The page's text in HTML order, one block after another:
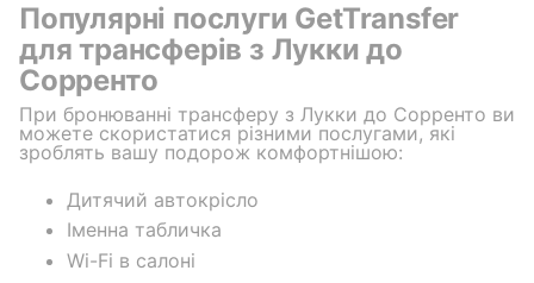
Популярні послуги GetTransfer
для трансферів з Лукки до
Сорренто
При бронюванні трансферу з Лукки до Сорренто ви
можете скористатися різними послугами, які
зроблять вашу подорож комфортнішою:
Дитячий автокрісло
Іменна табличка
Wi-Fi в салоні